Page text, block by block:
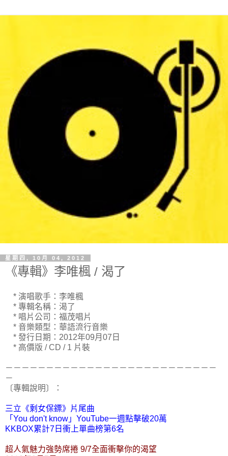
星期四, 10月 04, 2012
《專輯》李唯楓 / 渴了
* 演唱歌手：李唯楓
* 專輯名稱：渴了
* 唱片公司：福茂唱片
* 音樂類型：華語流行音樂
* 發行日期：2012年09月07日
* 高價版 / CD / 1 片裝
－－－－－－－－－－－－－－－－－－－－－－－－－－
－
〔專輯說明〕：
三立《剩女保鏢》片尾曲
「You don't know」YouTube一週點擊破20萬
KKBOX累計7日衝上單曲榜第6名
超人氣魅力強勢席捲 9/7全面衝擊你的渴望